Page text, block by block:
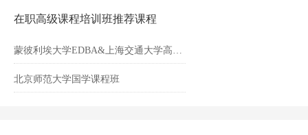
在职高级课程培训班推荐课程
北京师范大学国学课程班